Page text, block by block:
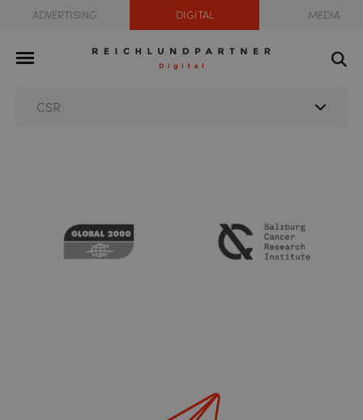
ADVERTISING DIGITAL MEDIA
CSR